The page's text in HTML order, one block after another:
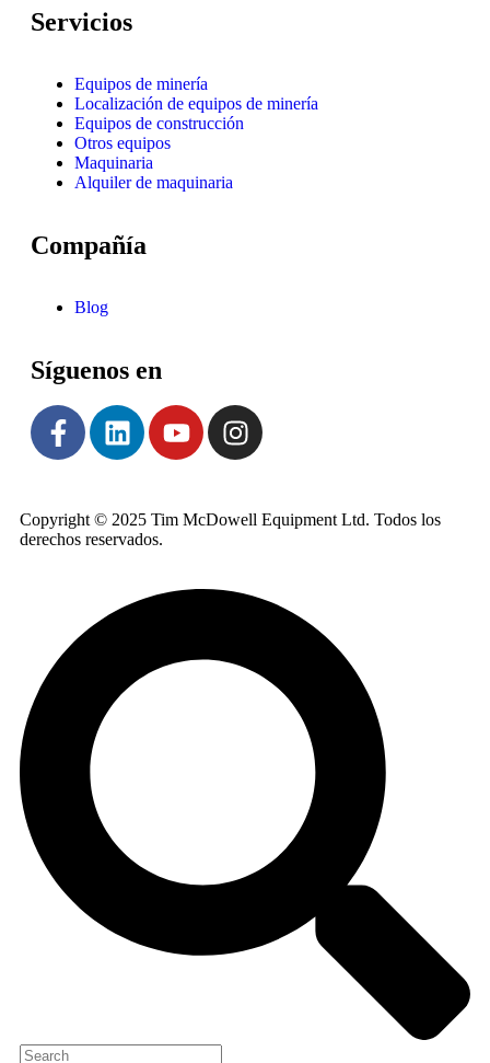
Servicios
Equipos de minería
Localización de equipos de minería
Equipos de construcción
Otros equipos
Maquinaria
Alquiler de maquinaria
Compañía
Blog
Síguenos en
Copyright © 2025 Tim McDowell Equipment Ltd. Todos los
derechos reservados.